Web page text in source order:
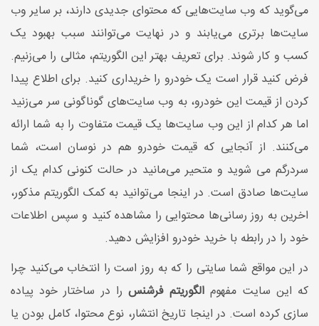
می‌گوید که وب سایت‌هایی که محتوای جدیدی دارند، بر سایر وب
سایت‌ها برتری می‌یابند و در نهایت می‌توانند سبب بهبود یک
کسب و کار شوند. برای تعریف بهتر این الگوریتم، مثالی را می‌زنیم.
فرض کنید قرار است یک خودرو را خریداری کنید. برای اطلاع پیدا
کردن از قیمت این خودرو، به وب سایت‌های گوناگونی سر می‌زنید
اما هر کدام از این وب سایت‌ها یک قیمت متفاوت را به شما ارائه
می‌کنند. از آنجایی که قیمت خودرو هم در نوسان است، شما
سردرگم می شوید و متحیر می‌مانید در حالت کنونی کدام یک از
سایت‌ها صادق است. در اینجا می‌توانید به کمک الگوریتم مذکور،
اخرین به روز رسانی‌ها محتوایی را مشاهده کنید و سپس اطلاعات
خود را در رابطه با خرید خودرو افزایش دهید.
در این مواقع شما سایتی را که به روز است را انتخاب می‌کنید چرا
که این سایت مفهوم الگوریتم فرشنس را در ساختار خود پیاده
سازی کرده است. در اینجا تاریخ انتشار، نوع محتوا، کامل بودن یا